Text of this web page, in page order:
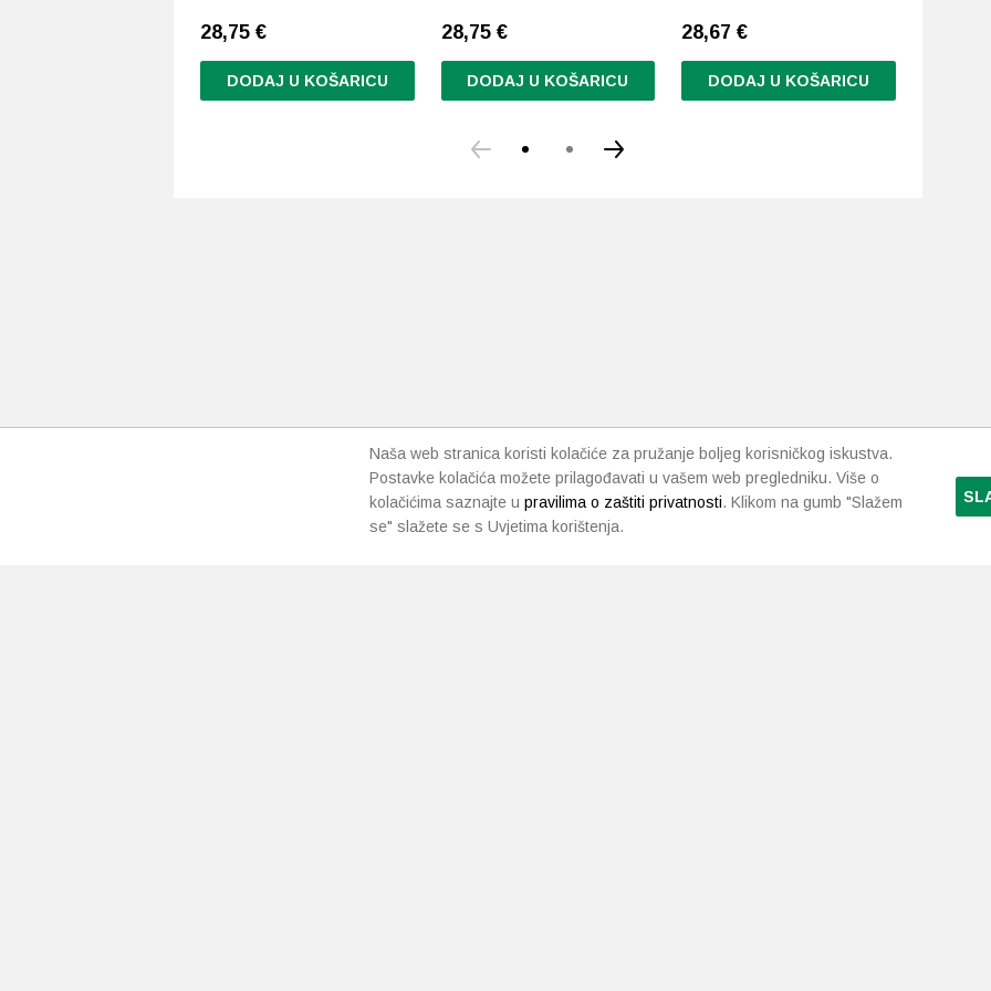
28,75 €
DODAJ U KOŠARICU
28,75 €
DODAJ U KOŠARICU
28,67€
DODAJ U KOŠARICU
Naša web stranica koristi kolačiće za pružanje boljeg korisničkog iskustva.
Postavke kolačića možete prilagođavati u vašem web pregledniku. Više o
kolačićima saznajte u pravilima o zaštiti privatnosti. Klikom na gumb "Slažem
se" slažete se s Uvjetima korištenja.